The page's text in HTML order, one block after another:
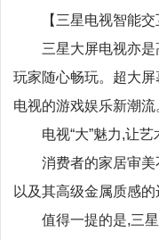
【三星电视智能交
三星大屏电视亦是高
玩家随心畅玩。超大
电视的游戏娱乐新潮流
电视“大”魅力,让艺
消费者的家居审美不
以及其高级金属质感
值得一提的是,三星